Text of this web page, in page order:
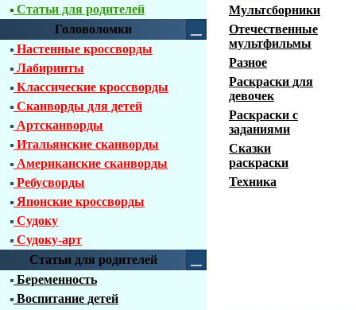
Статьи для родителей
Головоломки
Настенные кроссворды
Лабиринты
Классические кроссворды
Сканворды для детей
Артсканворды
Итальянские сканворды
Американские сканворды
Ребусворды
Японские кроссворды
Судоку
Судоку-арт
Статьи для родителей
Беременность
Воспитание детей
Мультсборники
Отечественные
мультфильмы
Разное
Раскраски для
девочек
Раскраски с
заданиями
Сказки
раскраски
Техника